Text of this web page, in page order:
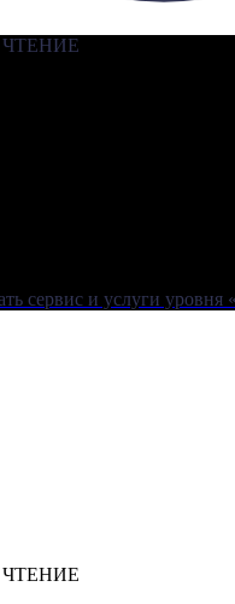
сервис и услуги уровня